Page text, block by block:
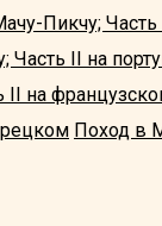
Пикчу;
Часть II на
II на
Поход в